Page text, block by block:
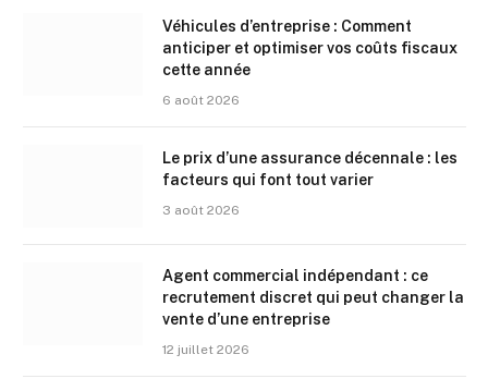
Véhicules d’entreprise : Comment
anticiper et optimiser vos coûts fiscaux
cette année
6 août 2026
Le prix d’une assurance décennale : les
facteurs qui font tout varier
3 août 2026
Agent commercial indépendant : ce
recrutement discret qui peut changer la
vente d’une entreprise
12 juillet 2026